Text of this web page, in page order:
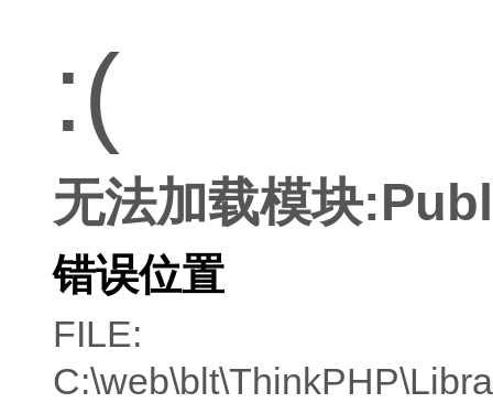
:(
无法加载模块
错误位置
FILE: